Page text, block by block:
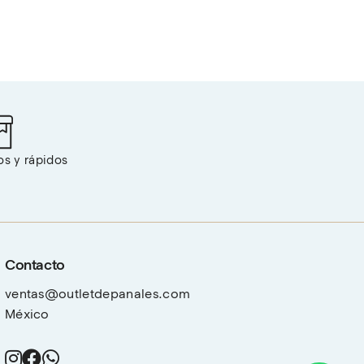
y rápidos
Contacto
ventas@outletdepanales.com
México